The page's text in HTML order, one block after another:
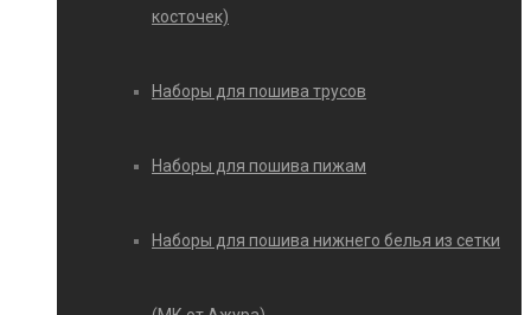
косточек)
Наборы для пошива трусов
Наборы для пошива пижам
Наборы для пошива нижнего белья из сетки